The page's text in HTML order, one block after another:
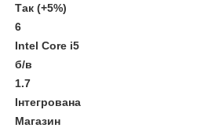
Так (+5%)
6
Intel Core i5
б/в
1.7
Інтегрована
Магазин